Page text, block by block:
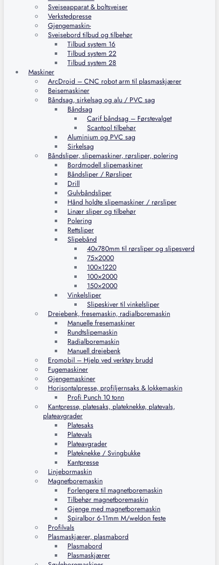
Sveiseapparat & boltsveiser
Verkstedpresse
Gjengemaskin-
Sveisebord tilbud og tilbehør
Tilbud system 16
Tilbud system 22
Tilbud system 28
Maskiner
ArcDroid – CNC robot arm til plasmaskjærer
Beisemaskiner
Båndsag, sirkelsag og alu / PVC sag
Båndsag
Carif båndsag – Førstevalget
Scantool tilbehør
Aluminium og PVC sag
Sirkelsag
Båndsliper, slipemaskiner, rørsliper, polering
Bordmodell slipemaskiner
Båndsliper / Rørsliper
Drill
Gulvbåndsliper
Hånd holdte slipemaskiner / rørsliper
Linær sliper og tilbehør
Polering
Rettsliper
Slipebånd
40x780mm til rørsliper og slipesverd
75×2000
100×1220
100×2000
150×2000
Vinkelsliper
Slipeskiver til vinkelsliper
Dreiebenk, fresemaskin, radialboremaskin
Manuelle fresemaskiner
Rundtslipemaskin
Radialboremaskin
Manuell dreiebenk
Eromobil – Hjelp ved verktøy brudd
Fugemaskiner
Gjengemaskiner
Horisontalpresse, profiljernsaks & lokkemaskin
Profi Punch 10 tonn
Kantpresse, platesaks, plateknekke, platevals,
plateavgrader
Platesaks
Platevals
Plateavgrader
Plateknekke / Svingbukke
Kantpresse
Linjebormaskin
Magnetboremaskin
Forlengere til magnetboremaskin
Tilbehør magnetboremaskin
Gjenge med magnetboremaskin
Spiralbor 6-11mm M/weldon feste
Profilvals
Plasmaskjærer, plasmabord
Plasmabord
Plasmaskjærer